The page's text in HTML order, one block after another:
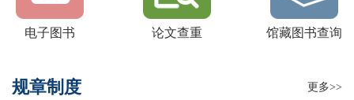
电子图书 论文查重 馆藏图书查询
规章制度 更多>>